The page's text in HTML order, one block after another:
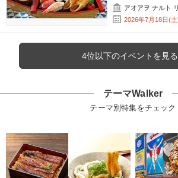
アオアヲ ナルト
2026年7月18日(
4位以下のイベントを見る
テーマWalker
テーマ別特集をチェック